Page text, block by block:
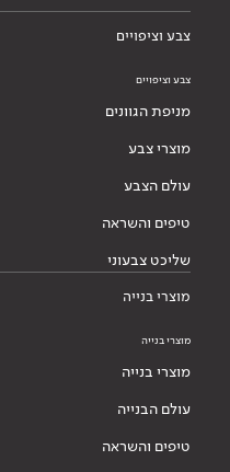
צבע וציפויים
צבע וציפויים
מניפת הגוונים
מוצרי צבע
עולם הצבע
טיפים והשראה
שליכט צבעוני
מוצרי בנייה
מוצרי בנייה
מוצרי בנייה
עולם הבנייה
טיפים והשראה